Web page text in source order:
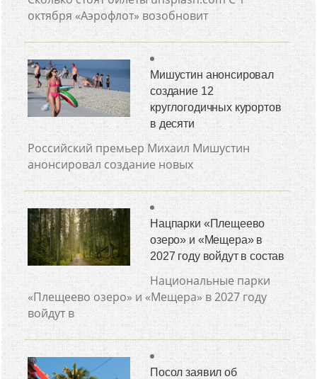
октября «Аэрофлот» возобновит
Мишустин анонсировал
создание 12
круглогодичных курортов
в десяти
Российский премьер Михаил Мишустин
анонсировал создание новых
Нацпарки «Плещеево
озеро» и «Мещера» в
2027 году войдут в состав
Национальные парки
«Плещеево озеро» и «Мещера» в 2027 году
войдут в
Посол заявил об